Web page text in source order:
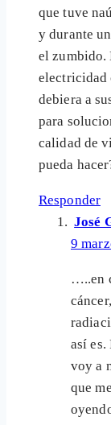
que tuve
y durante
el zumbido.
electricidad
debiera a
para
calidad de
pueda
Responder
José
9
…..en
así es.
voy a
que